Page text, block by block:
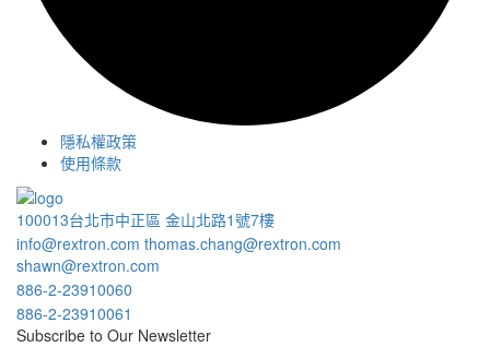
隱私權政策
使用條款
100013台北市中正區 金山北路1號7樓
info@rextron.com thomas.chang@rextron.com
shawn@rextron.com
886-2-23910060
886-2-23910061
Subscribe to Our Newsletter